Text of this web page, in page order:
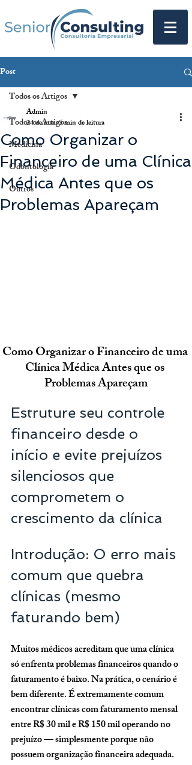
Post
Todos os Artigos
Medicina
Odontologia
Outros
Todos os Artigos
Como Organizar o
Financeiro de uma Clínica
Médica Antes que os
Problemas Apareçam
Admin
24 de mar.5 min de leitura
Como Organizar o Financeiro de uma
Clínica Médica Antes que os
Problemas Apareçam
Estruture seu controle
financeiro desde o
início e evite prejuízos
silenciosos que
comprometem o
crescimento da clínica
Introdução: O erro mais
comum que quebra
clínicas (mesmo
faturando bem)
Muitos médicos acreditam que uma clínica
só enfrenta problemas financeiros quando o
faturamento é baixo. Na prática, o cenário é
bem diferente. É extremamente comum
encontrar clínicas com faturamento mensal
entre R$ 30 mil e R$ 150 mil operando no
prejuízo — simplesmente porque não
possuem organização financeira adequada.